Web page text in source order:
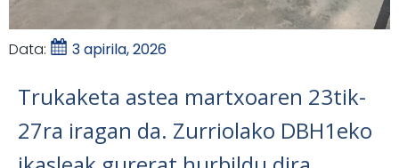
Data: 3 apirila, 2026
Trukaketa astea martxoaren 23tik-
27ra iragan da. Zurriolako DBH1eko